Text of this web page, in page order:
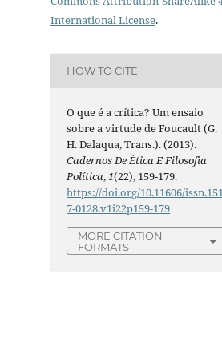
International License.
HOW TO CITE
O que é a crítica? Um ensaio
sobre a virtude de Foucault (G.
H. Dalaqua, Trans.). (2013).
Cadernos De Ética E Filosofia
Política,1(22), 159-179.
https://doi.org/10.11606/
7-0128.v1i22p159-179
MORE CITATION
FORMATS